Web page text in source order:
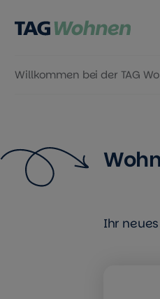
Zum Inhalt springen
Willkommen bei der TAG
Ihr